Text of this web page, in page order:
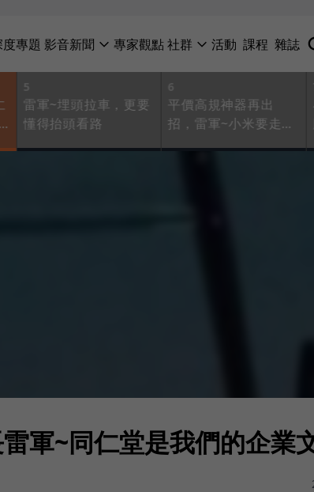
專題 影音新聞 專家觀點社群 活動 課程 雜誌
5
雷軍~埋頭拉車，更要
懂得抬頭看路
6
平價高規神器再出
招，雷軍~小米要走向
軍~同仁堂是我們的企業